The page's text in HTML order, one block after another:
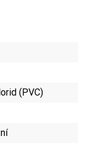
(PVC)